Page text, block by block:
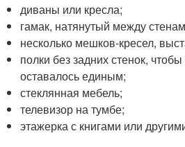
диваны или кресла;
гамак, натянутый между
несколько мешков-кресел,
полки без задних стенок,
оставалось единым;
стеклянная мебель;
телевизор на тумбе;
этажерка с книгами или